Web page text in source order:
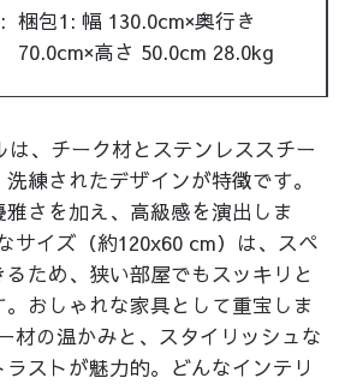
梱包1: 幅 130.0cm×奥行き
70.0cm×高さ 50.0cm 28.0kg
は、チーク材とステンレススチー
練されたデザインが特徴です。
雅さを加え、高級感を演出しま
サイズ（約120x60 cm）は、スペ
ため、狭い部屋でもスッキリと
。おしゃれな家具として重宝しま
材の温かみと、スタイリッシュな
ストが魅力的。どんなインテリ